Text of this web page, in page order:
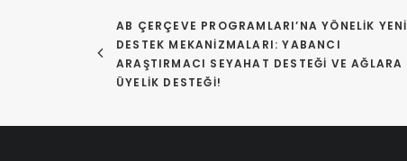
AB ÇERÇEVE PROGRAMLARI’NA YÖNELIK YENI
DESTEK MEKANIZMALARI: YABANCI
ARAŞTIRMACI SEYAHAT DESTEĞI VE AĞLARA
ÜYELIK DESTEĞI!